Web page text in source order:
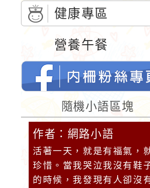
健康專區
營養午餐
隨機小語區塊
作者：網路小語
活著一天，就是有福氣，
珍惜。當我哭泣我沒有鞋
的時候，我發現有人卻沒